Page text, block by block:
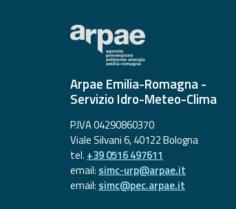
Arpae Emilia-Romagna -
Servizio Idro-Meteo-Clima
P.IVA 04290860370
Viale Silvani 6, 40122 Bologna
tel. +39 0516 497611
email: simc-urp@arpae.it
email: simc@pec.arpae.it